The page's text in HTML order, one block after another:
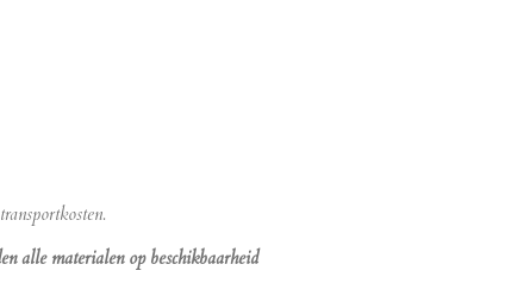
alle materialen op beschikbaarheid